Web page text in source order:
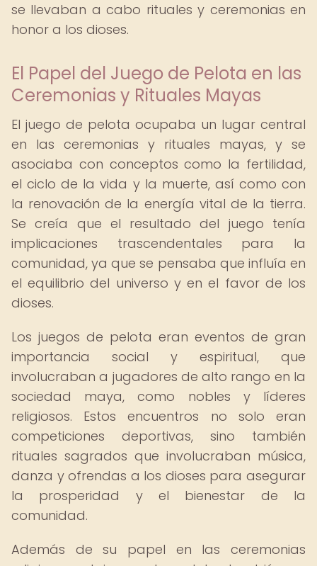
se llevaban a cabo rituales y ceremonias en
honor a los dioses.
El Papel del Juego de Pelota en las
Ceremonias y Rituales Mayas
El juego de pelota ocupaba un lugar central
en las ceremonias y rituales mayas, y se
asociaba con conceptos como la fertilidad,
el ciclo de la vida y la muerte, así como con
la renovación de la energía vital de la tierra.
Se creía que el resultado del juego tenía
implicaciones trascendentales para la
comunidad, ya que se pensaba que influía en
el equilibrio del universo y en el favor de los
dioses.
Los juegos de pelota eran eventos de gran
importancia social y espiritual, que
involucraban a jugadores de alto rango en la
sociedad maya, como nobles y líderes
religiosos. Estos encuentros no solo eran
competiciones deportivas, sino también
rituales sagrados que involucraban música,
danza y ofrendas a los dioses para asegurar
la prosperidad y el bienestar de la
comunidad.
Además de su papel en las ceremonias